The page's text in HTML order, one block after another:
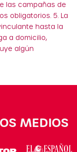
las campañas de
obligatorios. 5. La
hasta la
a domicilio,
algún
MEDIOS